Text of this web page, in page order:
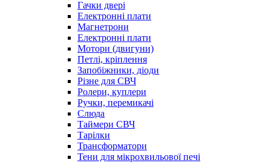
Гачки двері
Електронні плати
Магнетрони
Електронні плати
Мотори (двигуни)
Петлі, кріплення
Запобіжники, діоди
Різне для СВЧ
Ролери, куплери
Ручки, перемикачі
Слюда
Таймери СВЧ
Тарілки
Трансформатори
Тени для мікрохвильової печі